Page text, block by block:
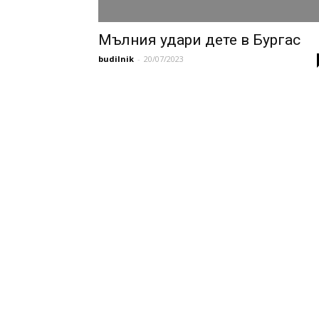
Мълния удари дете в Бургас
budilnik - 20/07/2023